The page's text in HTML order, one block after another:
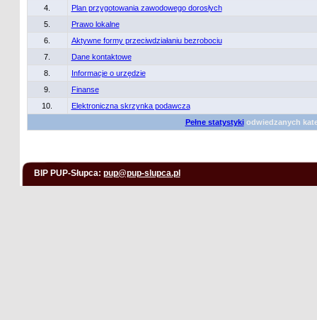
4.
Plan przygotowania zawodowego dorosłych
5.
Prawo lokalne
6.
Aktywne formy przeciwdziałaniu bezrobociu
7.
Dane kontaktowe
8.
Informacje o urzędzie
9.
Finanse
10.
Elektroniczna skrzynka podawcza
Pełne statystykiodwiedzanych
BIP PUP-Słupca: pup@pup-slupca.pl